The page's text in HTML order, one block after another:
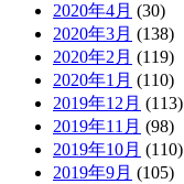
2020年4月 (30)
2020年3月 (138)
2020年2月 (119)
2020年1月 (110)
2019年12月 (113)
2019年11月 (98)
2019年10月 (110)
2019年9月 (105)